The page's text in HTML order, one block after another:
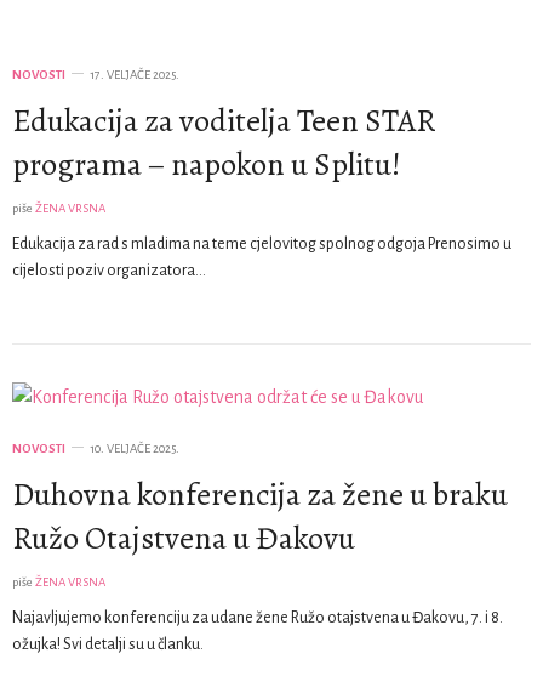
NOVOSTI 17. VELJAČE 2025.
Edukacija za voditelja Teen STAR
programa – napokon u Splitu!
piše ŽENA VRSNA
Edukacija za rad s mladima na teme cjelovitog spolnog odgoja Prenosimo u
cijelosti poziv organizatora…
NOVOSTI 10. VELJAČE 2025.
Duhovna konferencija za žene u braku
Ružo Otajstvena u Đakovu
piše ŽENA VRSNA
Najavljujemo konferenciju za udane žene Ružo otajstvena u Đakovu, 7. i 8.
ožujka! Svi detalji su u članku.